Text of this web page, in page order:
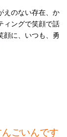
えのない存在、か
ィングで笑顔で話
顔に、いつも、勇
ごいんです